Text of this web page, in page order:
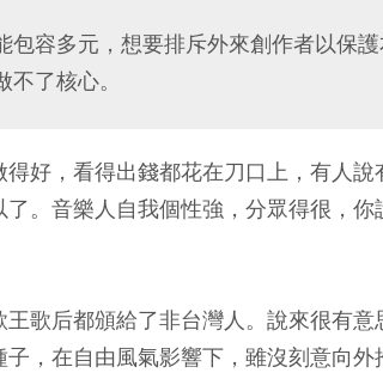
包容多元，想要排斥外來創作者以保
了核心。
得好，看得出錢都花在刀口上，有人
了。音樂人自我個性強，分眾得很，
歌后都頒給了非台灣人。說來很有
，在自由風氣影響下，雖沒刻意向